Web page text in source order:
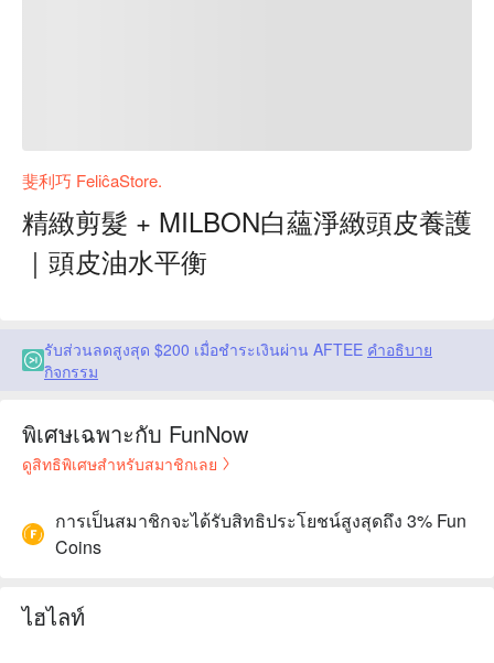
斐利巧 FeliĉaStore.
精緻剪髮 + MILBON白蘊淨緻頭皮養護
｜頭皮油水平衡
รับส่วนลดสูงสุด $200 เมื่อชำระเงินผ่าน AFTEE คำอธิบาย
กิจกรรม
พิเศษเฉพาะกับ FunNow
ดูสิทธิพิเศษสำหรับสมาชิกเลย
การเป็นสมาชิกจะได้รับสิทธิประโยชน์สูงสุดถึง 3% Fun
Coins
ไฮไลท์